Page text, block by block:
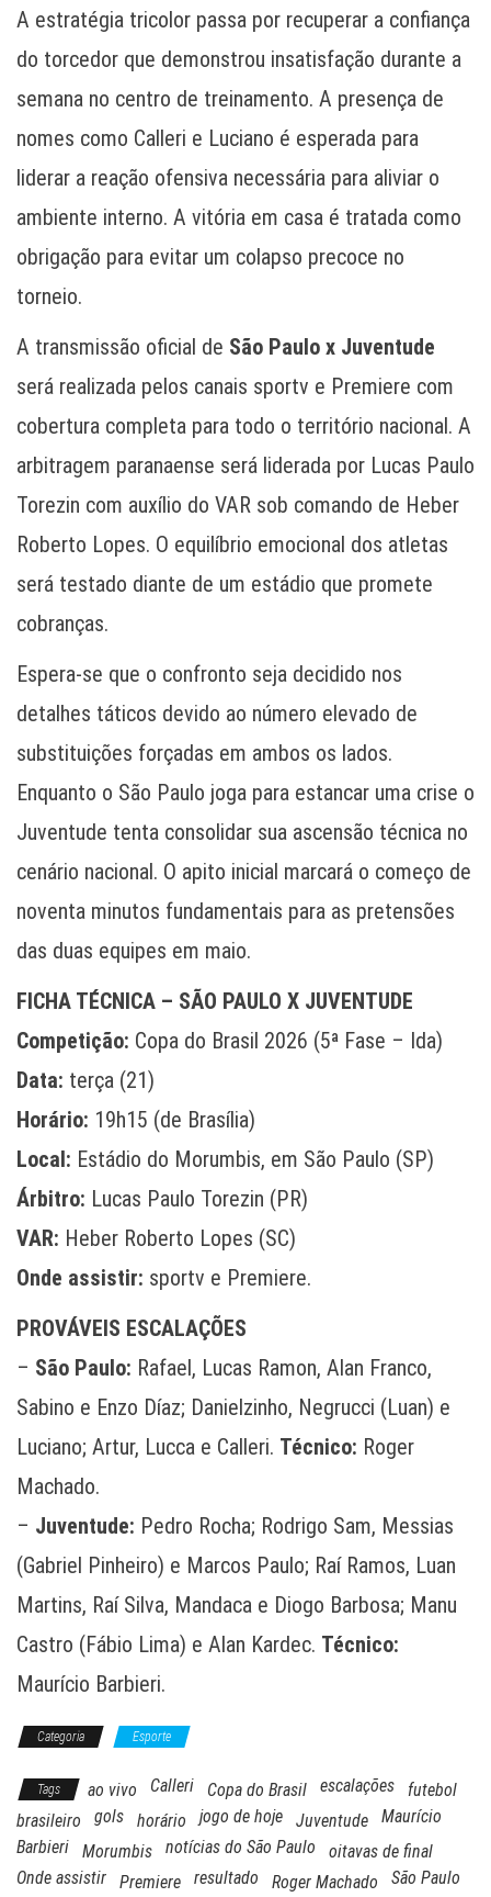
A estratégia tricolor passa por recuperar a confiança
do torcedor que demonstrou insatisfação durante a
semana no centro de treinamento. A presença de
nomes como Calleri e Luciano é esperada para
liderar a reação ofensiva necessária para aliviar o
ambiente interno. A vitória em casa é tratada como
obrigação para evitar um colapso precoce no
torneio.
A transmissão oficial de São Paulo x Juventude
será realizada pelos canais sportv e Premiere com
cobertura completa para todo o território nacional. A
arbitragem paranaense será liderada por Lucas Paulo
Torezin com auxílio do VAR sob comando de Heber
Roberto Lopes. O equilíbrio emocional dos atletas
será testado diante de um estádio que promete
cobranças.
Espera-se que o confronto seja decidido nos
detalhes táticos devido ao número elevado de
substituições forçadas em ambos os lados.
Enquanto o São Paulo joga para estancar uma crise o
Juventude tenta consolidar sua ascensão técnica no
cenário nacional. O apito inicial marcará o começo de
noventa minutos fundamentais para as pretensões
das duas equipes em maio.
FICHA TÉCNICA – SÃO PAULO X JUVENTUDE
Competição: Copa do Brasil 2026 (5ª Fase – Ida)
Data: terça (21)
Horário: 19h15 (de Brasília)
Local: Estádio do Morumbis, em São Paulo (SP)
Árbitro: Lucas Paulo Torezin (PR)
VAR: Heber Roberto Lopes (SC)
Onde assistir: sportv e Premiere.
PROVÁVEIS ESCALAÇÕES
– São Paulo: Rafael, Lucas Ramon, Alan Franco,
Sabino e Enzo Díaz; Danielzinho, Negrucci (Luan) e
Luciano; Artur, Lucca e Calleri. Técnico: Roger
Machado.
– Juventude: Pedro Rocha; Rodrigo Sam, Messias
(Gabriel Pinheiro) e Marcos Paulo; Raí Ramos, Luan
Martins, Raí Silva, Mandaca e Diogo Barbosa; Manu
Castro (Fábio Lima) e Alan Kardec. Técnico:
Maurício Barbieri.
Categoria Esporte
Tags ao vivo Calleri Copa do Brasil escalações
futebol
brasileiro
gols horário jogo de hoje Juventude
Maurício
Barbieri
Morumbis notícias do São Paulo
oitavas de final
Onde assistir
Premiere resultado Roger Machado
São Paulo